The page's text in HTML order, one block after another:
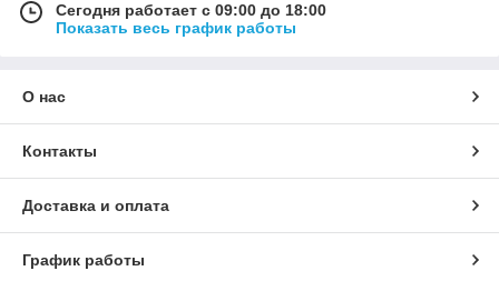
Сегодня работает с 09:00 до 18:00
Показать весь график работы
О нас
Контакты
Доставка и оплата
График работы